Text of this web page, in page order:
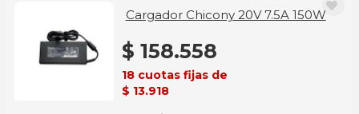
Cargador Chicony 20V 7.5A 150W
$ 158.558
18 cuotas fijas de
$ 13.918